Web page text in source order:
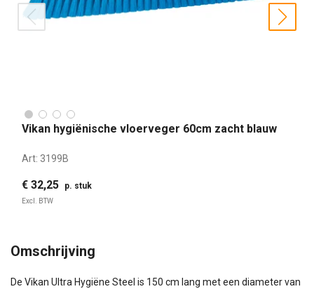
Vikan hygiënische vloerveger 60cm zacht blauw
Art: 3199B
€ 32,25 p. stuk
Excl. BTW
prev next
Omschrijving
De Vikan Ultra Hygiëne Steel is 150 cm lang met een diameter van